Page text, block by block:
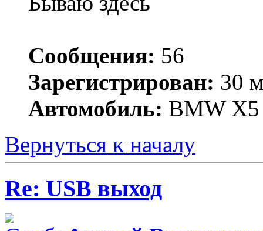
Сообщения: 56
Зарегистрирован: 30
Автомобиль: BMW X5
Вернуться к началу
Re: USB выход